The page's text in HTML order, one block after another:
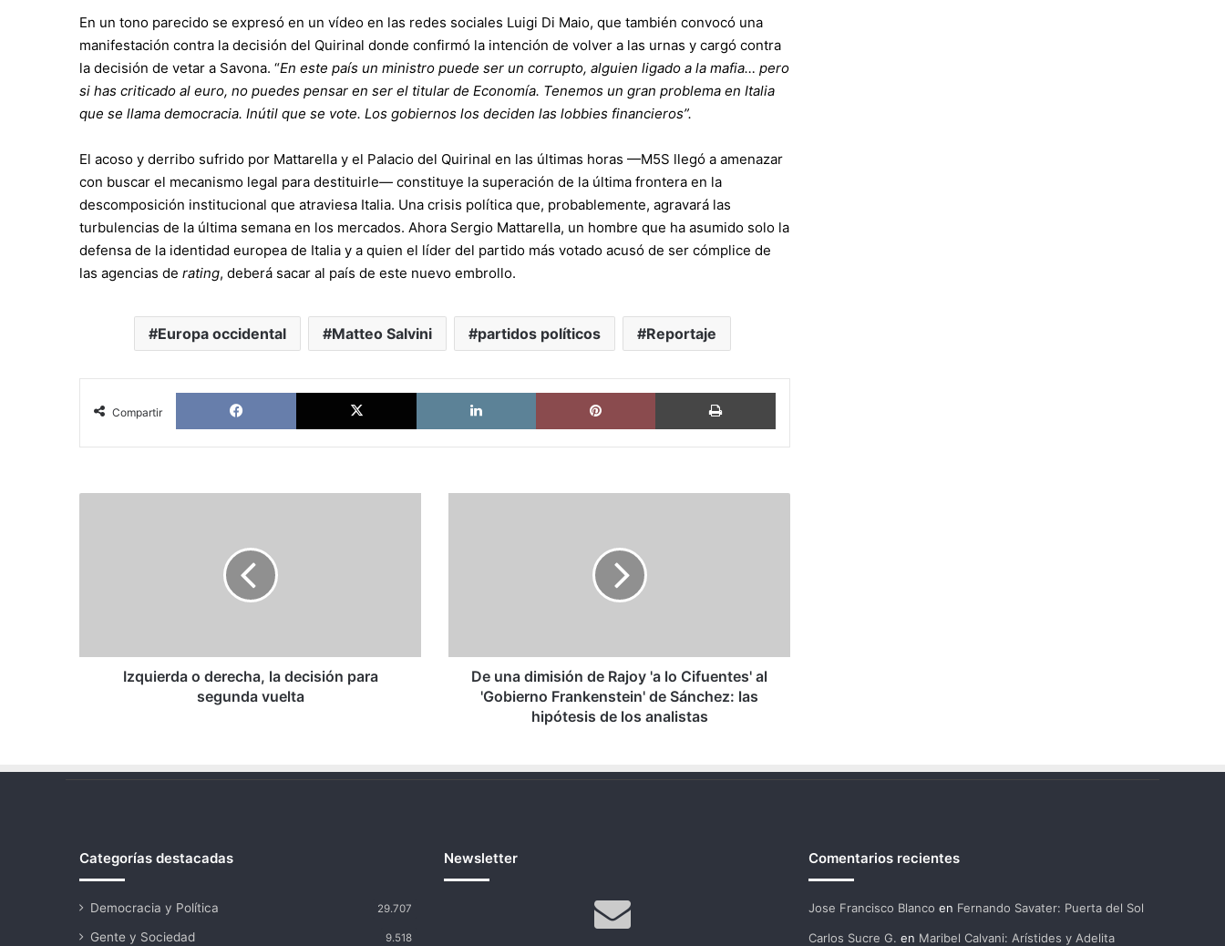
En un tono parecido se expresó en un vídeo en las redes sociales Luigi Di Maio, que también convocó una
manifestación contra la decisión del Quirinal donde confirmó la intención de volver a las urnas y cargó contra
la decisión de vetar a Savona. “En este país un ministro puede ser un corrupto, alguien ligado a la mafia… pero
si has criticado al euro, no puedes pensar en ser el titular de Economía. Tenemos un gran problema en Italia
que se llama democracia. Inútil que se vote. Los gobiernos los deciden las lobbies financieros”.
El acoso y derribo sufrido por Mattarella y el Palacio del Quirinal en las últimas horas —M5S llegó a amenazar
con buscar el mecanismo legal para destituirle— constituye la superación de la última frontera en la
descomposición institucional que atraviesa Italia. Una crisis política que, probablemente, agravará las
turbulencias de la última semana en los mercados. Ahora Sergio Mattarella, un hombre que ha asumido solo la
defensa de la identidad europea de Italia y a quien el líder del partido más votado acusó de ser cómplice de
las agencias de rating, deberá sacar al país de este nuevo embrollo.
Europa occidental Matteo Salvini partidos políticos Reportaje
Compartir
Facebook X LinkedIn Pinterest Imprimir
Izquierda o derecha, la decisión para
segunda vuelta
al
'Gobierno
Frankenstein'
hipótesis
De una dimisión de Rajoy 'a lo Cifuentes' al
'Gobierno Frankenstein' de Sánchez: las
hipótesis de los analistas
Categorías destacadas
Democracia y Política 29.707
Gente y Sociedad 9.518
Newsletter Comentarios recientes
Jose Francisco Blanco en Fernando Savater: Puerta del Sol
Carlos Sucre G. en Maribel Calvani: Arístides y Adelita